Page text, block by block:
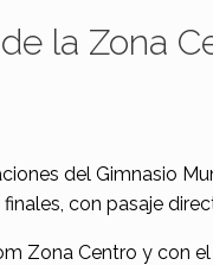
la Zona
del Gimnasio
con pasaje
Zona Centro y con